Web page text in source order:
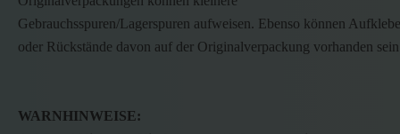
Gebrauchsspuren/Lagerspuren aufweisen. Ebenso können
oder Rückstände davon auf der Originalverpackung vorhanden
WARNHINWEISE: